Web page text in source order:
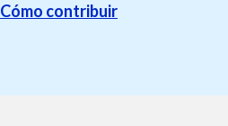
Cómo contribuir